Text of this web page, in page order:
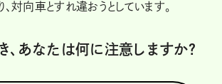
対向車とすれ違おうとしています。
、あなたは何に注意しますか？